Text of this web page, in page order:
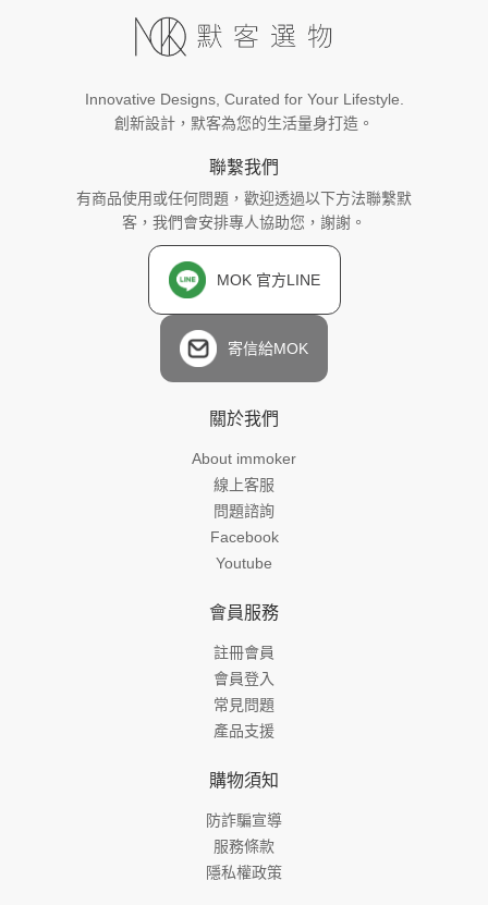
Innovative Designs, Curated for Your Lifestyle.
創新設計，默客為您的生活量身打造。
聯繫我們
有商品使用或任何問題，歡迎透過以下方法聯繫默
客，我們會安排專人協助您，謝謝。
MOK 官方LINE
寄信給MOK
關於我們
About immoker
線上客服
問題諮詢
Facebook
Youtube
會員服務
註冊會員
會員登入
常見問題
產品支援
購物須知
防詐騙宣導
服務條款
隱私權政策